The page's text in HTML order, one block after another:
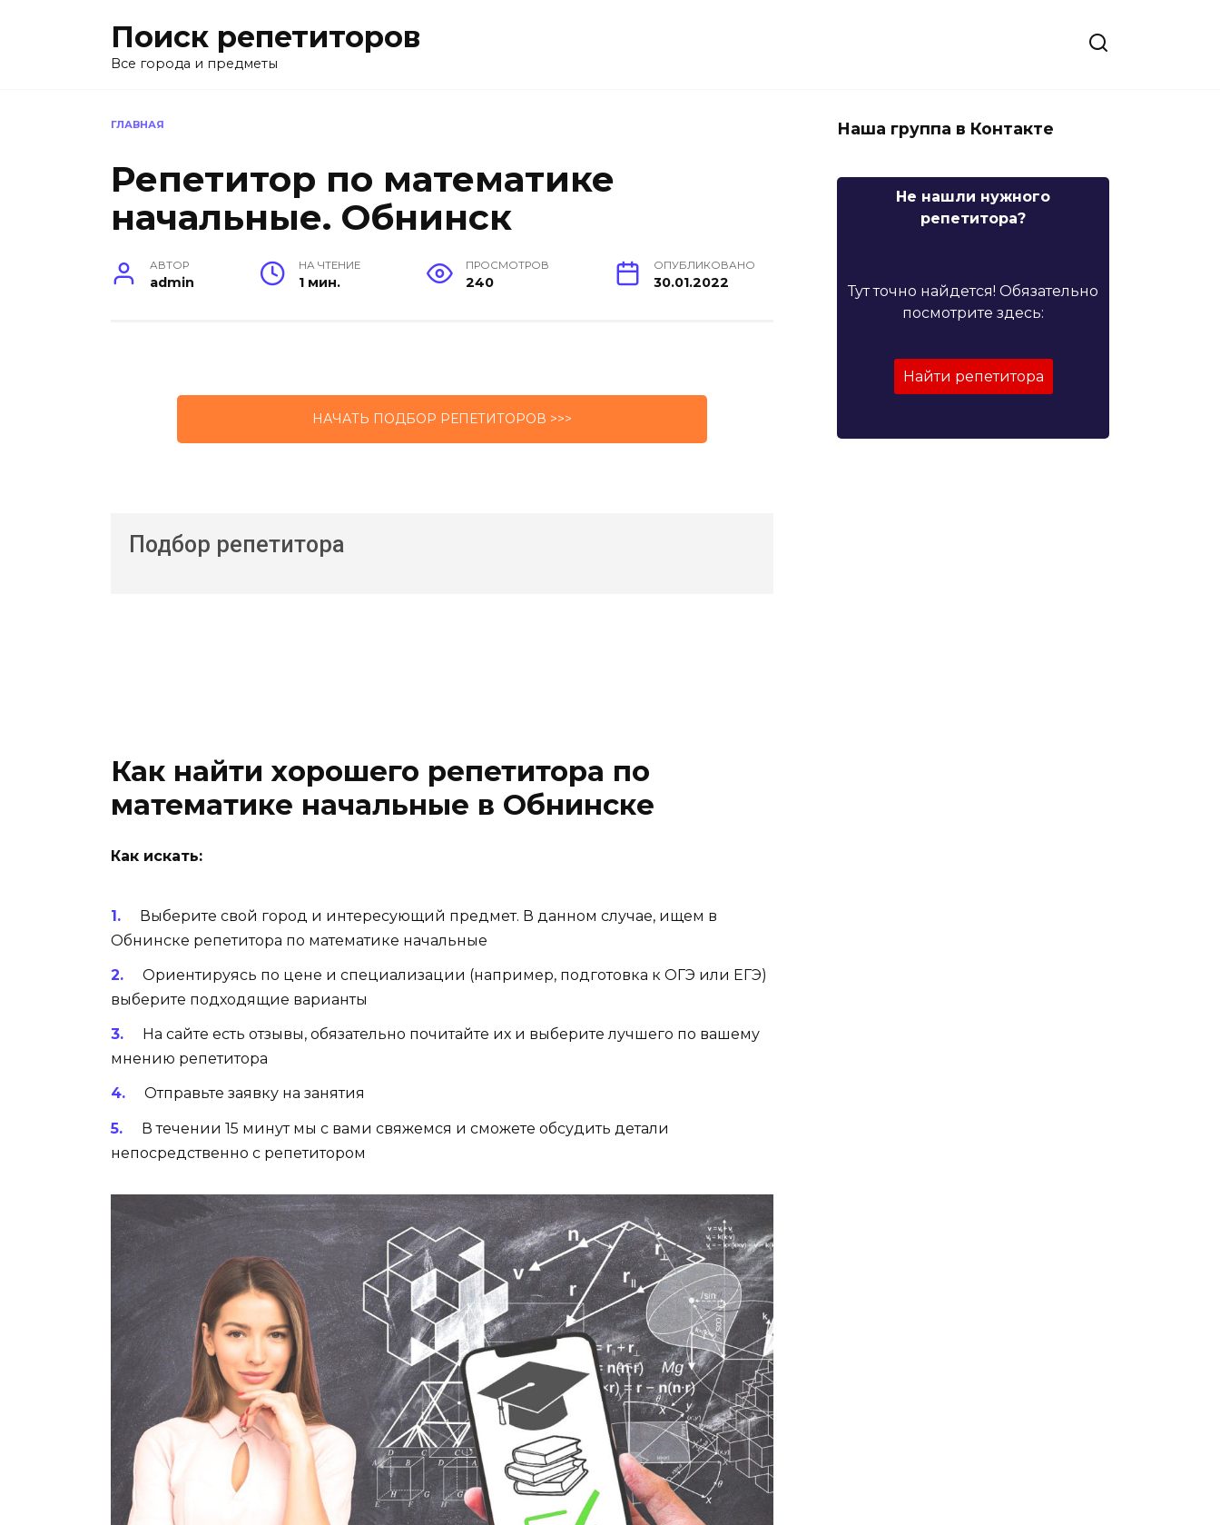
Поиск репетиторов
Все города и предметы
ГЛАВНАЯ
Репетитор по математике
начальные. Обнинск
АВТОР
admin
НА ЧТЕНИЕ
1 мин.
ПРОСМОТРОВ
240
ОПУБЛИКОВАНО
30.01.2022
НАЧАТЬ ПОДБОР РЕПЕТИТОРОВ >>>
Подбор репетитора
Как найти хорошего репетитора по
математике начальные в Обнинске
Как искать:
Выберите свой город и интересующий предмет. В данном случае, ищем в
Обнинске репетитора по математике начальные
Ориентируясь по цене и специализации (например, подготовка к ОГЭ или ЕГЭ)
выберите подходящие варианты
На сайте есть отзывы, обязательно почитайте их и выберите лучшего по вашему
мнению репетитора
Отправьте заявку на занятия
В течении 15 минут мы с вами свяжемся и сможете обсудить детали
непосредственно с репетитором
Наша группа в Контакте
Не нашли нужного
репетитора?
Тут точно найдется! Обязательно
посмотрите здесь:
Найти репетитора